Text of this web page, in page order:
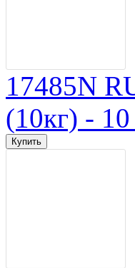
17485N
(10кг) - 10